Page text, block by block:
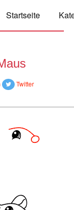
Startseite
Twitter